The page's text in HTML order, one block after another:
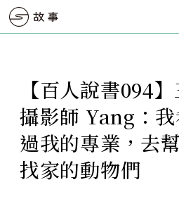
【百人說書094
攝影師 Yang：
過我的專業，去
找家的動物們